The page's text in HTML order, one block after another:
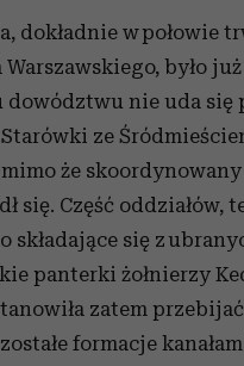
dokładnie w połowie
było
nie uda się
ze
że
się. Część oddziałów,
składające się z
panterki żołnierzy
zatem
formacje